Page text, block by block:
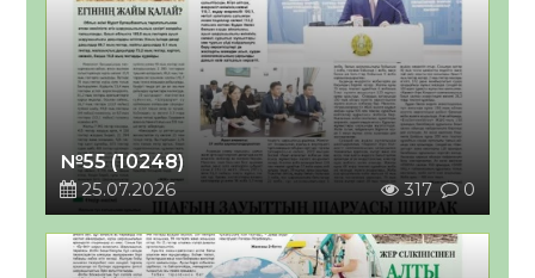
№55 (10248)
25.07.2026
317 0